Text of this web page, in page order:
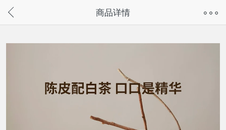
请通过微信或支付宝搜“奇兔客小程序”访问
商品详情